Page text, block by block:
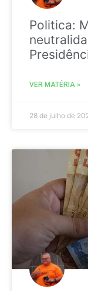
Politica:
VER MATÉRIA »
28 de julho de